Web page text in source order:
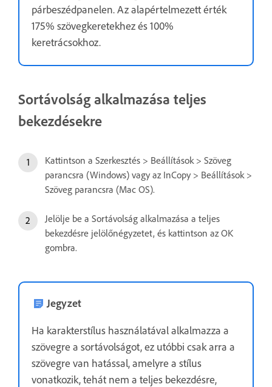
párbeszédpanelen. Az alapértelmezett érték
175% szövegkeretekhez és 100%
keretrácsokhoz.
Sortávolság alkalmazása teljes
bekezdésekre
Kattintson a Szerkesztés > Beállítások > Szöveg
parancsra (Windows) vagy az InCopy > Beállítások >
Szöveg parancsra (Mac OS).
Jelölje be a Sortávolság alkalmazása a teljes
bekezdésre jelölőnégyzetet, és kattintson az OK
gombra.
Jegyzet
Ha karakterstílus használatával alkalmazza a
szövegre a sortávolságot, ez utóbbi csak arra a
szövegre van hatással, amelyre a stílus
vonatkozik, tehát nem a teljes bekezdésre,